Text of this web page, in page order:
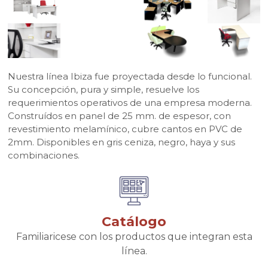
Nuestra línea Ibiza fue proyectada desde lo funcional.
Su concepción, pura y simple, resuelve los
requerimientos operativos de una empresa moderna.
Construídos en panel de 25 mm. de espesor, con
revestimiento melamínico, cubre cantos en PVC de
2mm. Disponibles en gris ceniza, negro, haya y sus
combinaciones.
Catálogo
Familiaricese con los productos que integran esta
línea.